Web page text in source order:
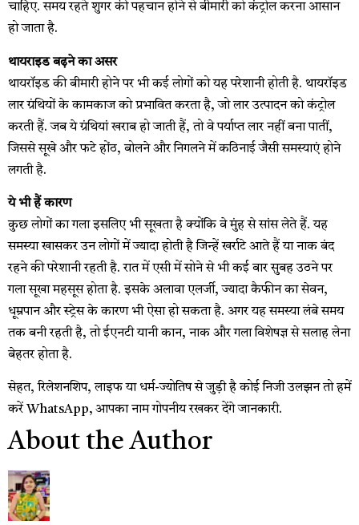
चाहिए. समय रहते शुगर की पहचान होने से बीमारी को कंट्रोल करना आसान
हो जाता है.
थायराइड बढ़ने का असर
थायरॉइड की बीमारी होने पर भी कई लोगों को यह परेशानी होती है. थायरॉइड
लार ग्रंथियों के कामकाज को प्रभावित करता है, जो लार उत्पादन को कंट्रोल
करती हैं. जब ये ग्रंथियां खराब हो जाती हैं, तो वे पर्याप्त लार नहीं बना पातीं,
जिससे सूखे और फटे होंठ, बोलने और निगलने में कठिनाई जैसी समस्याएं होने
लगती है.
ये भी हैं कारण
कुछ लोगों का गला इसलिए भी सूखता है क्योंकि वे मुंह से सांस लेते हैं. यह
समस्या खासकर उन लोगों में ज्यादा होती है जिन्हें खर्राटे आते हैं या नाक बंद
रहने की परेशानी रहती है. रात में एसी में सोने से भी कई बार सुबह उठने पर
गला सूखा महसूस होता है. इसके अलावा एलर्जी, ज्यादा कैफीन का सेवन,
धूम्रपान और स्ट्रेस के कारण भी ऐसा हो सकता है. अगर यह समस्या लंबे समय
तक बनी रहती है, तो ईएनटी यानी कान, नाक और गला विशेषज्ञ से सलाह लेना
बेहतर होता है.
सेहत, रिलेशनशिप, लाइफ या धर्म-ज्योतिष से जुड़ी है कोई निजी उलझन तो हमें
करें WhatsApp, आपका नाम गोपनीय रखकर देंगे जानकारी.
About the Author